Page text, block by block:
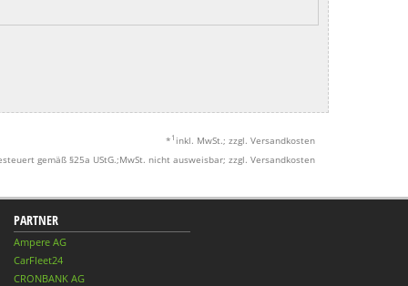
* 1 inkl. MwSt.; zzgl. Versandkosten
gemäß §25a UStG.;MwSt. nicht ausweisbar; zzgl. Versandkosten
PARTNER
Ampere AG
CarFleet24
CRONBANK AG